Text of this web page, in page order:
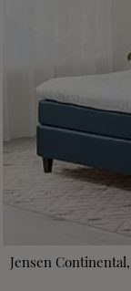
Jensen